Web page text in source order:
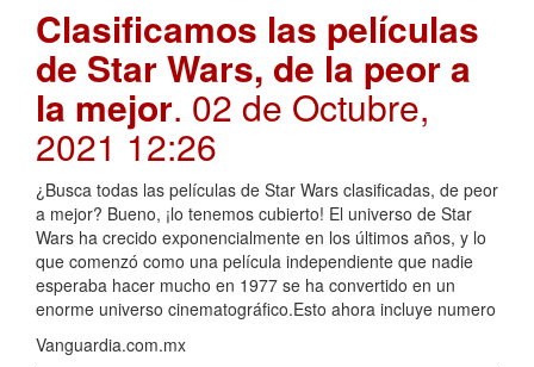
Clasificamos las películas
de Star Wars, de la peor a
la mejor. 02 de Octubre,
2021 12:26
¿Busca todas las películas de Star Wars clasificadas, de peor
a mejor? Bueno, ¡lo tenemos cubierto! El universo de Star
Wars ha crecido exponencialmente en los últimos años, y lo
que comenzó como una película independiente que nadie
esperaba hacer mucho en 1977 se ha convertido en un
enorme universo cinematográfico.Esto ahora incluye numero
Vanguardia.com.mx